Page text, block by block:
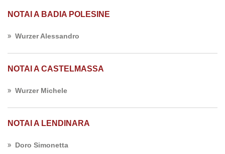
NOTAI A BADIA POLESINE
Wurzer Alessandro
NOTAI A CASTELMASSA
Wurzer Michele
NOTAI A LENDINARA
Doro Simonetta